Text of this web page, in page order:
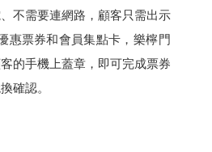
不需要連網路，顧客只需出示
惠票券和會員集點卡，樂檸門
的手機上蓋章，即可完成票券
確認。